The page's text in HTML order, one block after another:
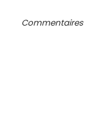
Commentaires